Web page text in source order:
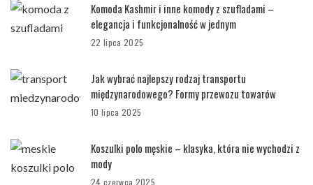
Komoda Kashmir i inne komody z szufladami –
elegancja i funkcjonalność w jednym
22 lipca 2025
Jak wybrać najlepszy rodzaj transportu
międzynarodowego? Formy przewozu towarów
10 lipca 2025
Koszulki polo męskie – klasyka, która nie wychodzi z
mody
24 czerwca 2025